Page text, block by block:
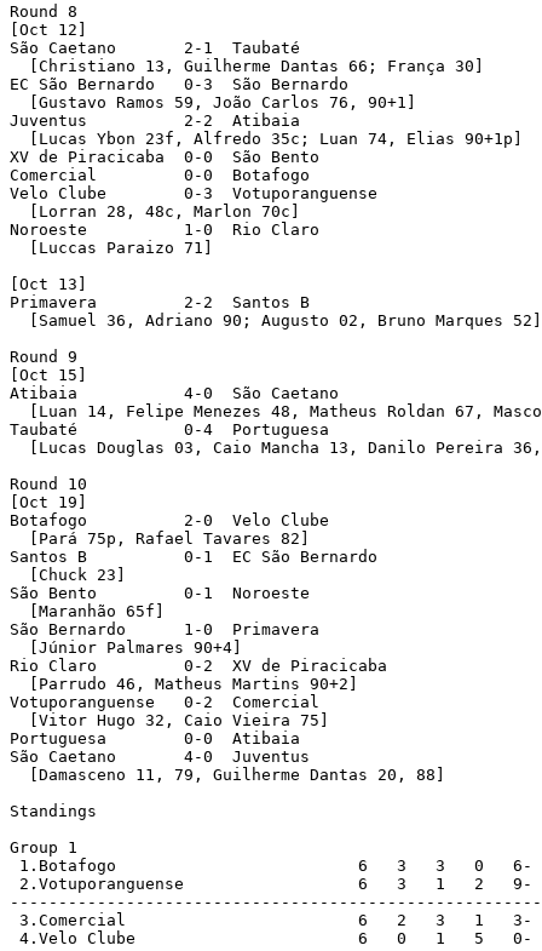
Round 8
[Oct 12]
São Caetano       2-1  Taubaté
  [Christiano 13, Guilherme Dantas 66; França 30]
EC São Bernardo   0-3  São Bernardo
  [Gustavo Ramos 59, João Carlos 76, 90+1]
Juventus          2-2  Atibaia
  [Lucas Ybon 23f, Alfredo 35c; Luan 74, Elias 90+1p]
XV de Piracicaba  0-0  São Bento
Comercial         0-0  Botafogo
Velo Clube        0-3  Votuporanguense
  [Lorran 28, 48c, Marlon 70c]
Noroeste          1-0  Rio Claro
  [Luccas Paraizo 71]
[Oct 13]
Primavera         2-2  Santos B
  [Samuel 36, Adriano 90; Augusto 02, Bruno Marques 52]
Round 9
[Oct 15]
Atibaia           4-0  São Caetano
[Luan 14, Felipe Menezes 48, Matheus Roldan 67,
Taubaté           0-4  Portuguesa
[Lucas Douglas 03, Caio Mancha 13, Danilo Pereira
Round 10
[Oct 19]
Botafogo          2-0  Velo Clube
  [Pará 75p, Rafael Tavares 82]
Santos B          0-1  EC São Bernardo
  [Chuck 23]
São Bento         0-1  Noroeste
  [Maranhão 65f]
São Bernardo      1-0  Primavera
  [Júnior Palmares 90+4]
Rio Claro         0-2  XV de Piracicaba
  [Parrudo 46, Matheus Martins 90+2]
Votuporanguense   0-2  Comercial
  [Vitor Hugo 32, Caio Vieira 75]
Portuguesa        0-0  Atibaia
São Caetano       4-0  Juventus
  [Damasceno 11, 79, Guilherme Dantas 20, 88]
Standings
Group 1
1.Botafogo                         6   3   3   0   6-
2.Votuporanguense                  6   3   1   2   9-
3.Comercial                        6   2   3   1   3-
4.Velo Clube                       6   0   1   5   0-